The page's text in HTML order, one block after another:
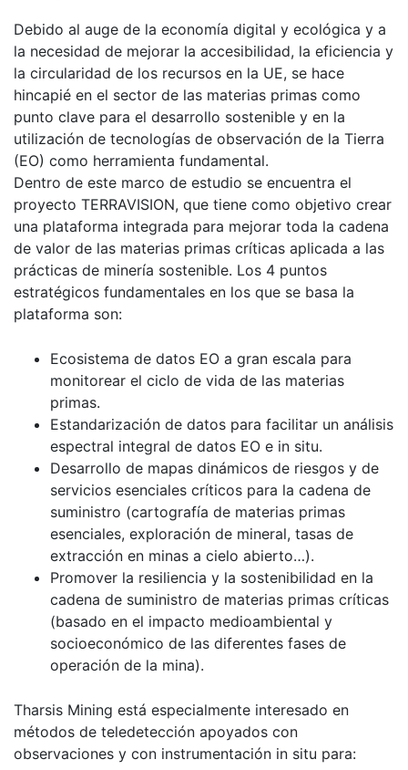
Debido al auge de la economía digital y ecológica y a
la necesidad de mejorar la accesibilidad, la eficiencia y
la circularidad de los recursos en la UE, se hace
hincapié en el sector de las materias primas como
punto clave para el desarrollo sostenible y en la
utilización de tecnologías de observación de la Tierra
(EO) como herramienta fundamental.
Dentro de este marco de estudio se encuentra el
proyecto TERRAVISION, que tiene como objetivo crear
una plataforma integrada para mejorar toda la cadena
de valor de las materias primas críticas aplicada a las
prácticas de minería sostenible. Los 4 puntos
estratégicos fundamentales en los que se basa la
plataforma son:
Ecosistema de datos EO a gran escala para
monitorear el ciclo de vida de las materias
primas.
Estandarización de datos para facilitar un análisis
espectral integral de datos EO e in situ.
Desarrollo de mapas dinámicos de riesgos y de
servicios esenciales críticos para la cadena de
suministro (cartografía de materias primas
esenciales, exploración de mineral, tasas de
extracción en minas a cielo abierto…).
Promover la resiliencia y la sostenibilidad en la
cadena de suministro de materias primas críticas
(basado en el impacto medioambiental y
socioeconómico de las diferentes fases de
operación de la mina).
Tharsis Mining está especialmente interesado en
métodos de teledetección apoyados con
observaciones y con instrumentación in situ para: